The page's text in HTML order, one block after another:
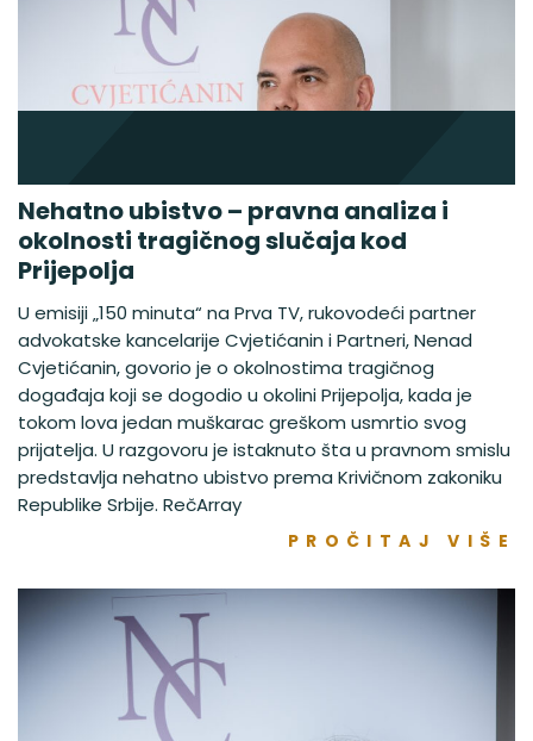
Nehatno ubistvo – pravna analiza i
okolnosti tragičnog slučaja kod
Prijepolja
U emisiji „150 minuta“ na Prva TV, rukovodeći partner
advokatske kancelarije Cvjetićanin i Partneri, Nenad
Cvjetićanin, govorio je o okolnostima tragičnog
događaja koji se dogodio u okolini Prijepolja, kada je
tokom lova jedan muškarac greškom usmrtio svog
prijatelja. U razgovoru je istaknuto šta u pravnom smislu
predstavlja nehatno ubistvo prema Krivičnom zakoniku
Republike Srbije. RečArray
PROČITAJ VIŠE